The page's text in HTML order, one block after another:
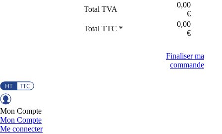
Total TVA
0,00
€
Total TTC *
0,00
€
Finaliser ma
commande
Mon Compte
Mon Compte
Me connecter